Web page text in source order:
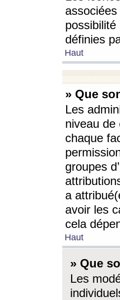
possibilité
définies
Haut
» Que
Les
niveau de
chaque
groupes
a
avoir les
cela
Haut
» Que
Les